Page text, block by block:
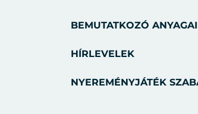
BEMUTATKOZÓ
HÍRLEVELEK
NYEREMÉNYJÁTÉK